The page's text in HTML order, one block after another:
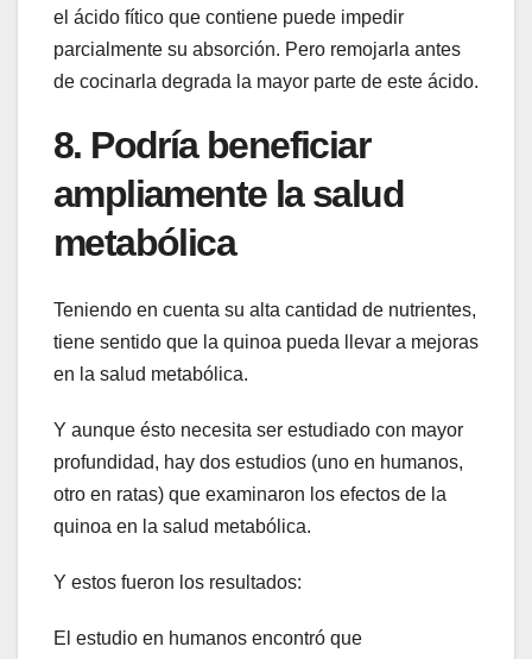
el ácido fítico que contiene puede impedir
parcialmente su absorción. Pero remojarla antes
de cocinarla degrada la mayor parte de este ácido.
8. Podría beneficiar
ampliamente la salud
metabólica
Teniendo en cuenta su alta cantidad de nutrientes,
tiene sentido que la quinoa pueda llevar a mejoras
en la salud metabólica.
Y aunque ésto necesita ser estudiado con mayor
profundidad, hay dos estudios (uno en humanos,
otro en ratas) que examinaron los efectos de la
quinoa en la salud metabólica.
Y estos fueron los resultados:
El estudio en humanos encontró que